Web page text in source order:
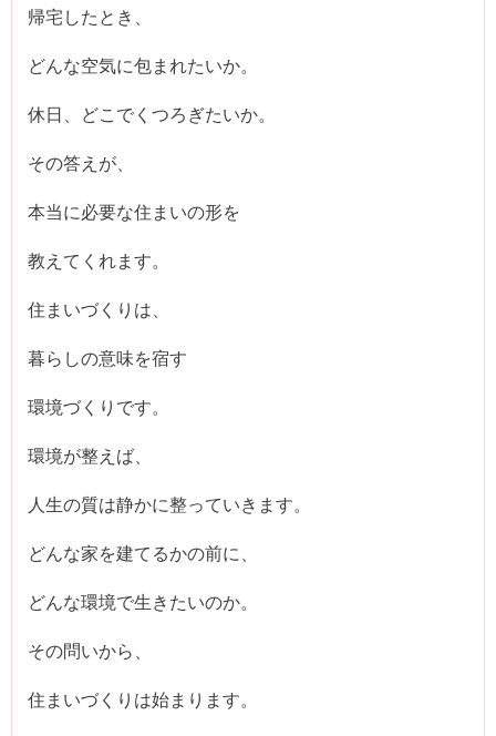
帰宅したとき、
どんな空気に包まれたいか。
休日、どこでくつろぎたいか。
その答えが、
本当に必要な住まいの形を
教えてくれます。
住まいづくりは、
暮らしの意味を宿す
環境づくりです。
環境が整えば、
人生の質は静かに整っていきます。
どんな家を建てるかの前に、
どんな環境で生きたいのか。
その問いから、
住まいづくりは始まります。